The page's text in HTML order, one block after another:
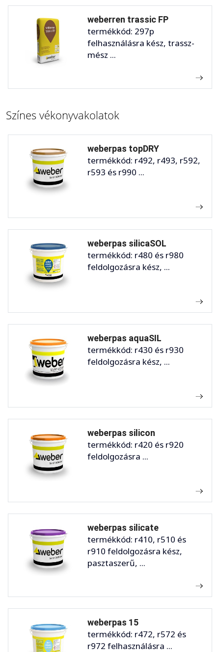
weberren trassic FP
termékkód: 297p
felhasználásra kész, trassz-
mész ...
Színes vékonyvakolatok
weberpas topDRY
termékkód: r492, r493, r592,
r593 és r990 ...
weberpas silicaSOL
termékkód: r480 és r980
feldolgozásra kész, ...
weberpas aquaSIL
termékkód: r430 és r930
feldolgozásra kész, ...
weberpas silicon
termékkód: r420 és r920
feldolgozásra ...
weberpas silicate
termékkód: r410, r510 és
r910 feldolgozásra kész,
pasztaszerű, ...
weberpas 15
termékkód: r472, r572 és
r972 felhasználásra ...